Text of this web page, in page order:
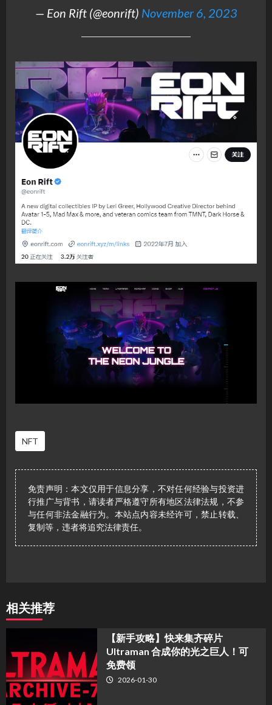
— Eon Rift (@eonrift) November 6, 2023
NFT
免责声明：本文仅用于信息分享，不对任何经验与投资进
行推广与背书，请读者严格遵守所有地区法律法规，不参
与任何非法金融行为。本站点内容未经许可，禁止转载、
复制等，违者将追究法律责任。
相关推荐
【新手攻略】快来集齐碎片
Ultraman 合成你的光之巨人！可
免费领
2026-01-30